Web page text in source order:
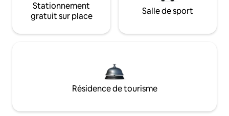
Stationnement
gratuit sur place
Salle de sport
Résidence de tourisme